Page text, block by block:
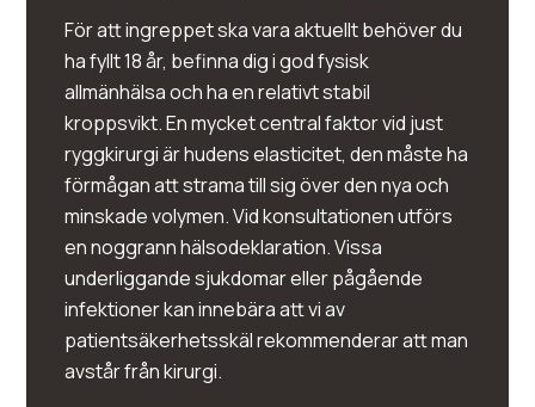
För att ingreppet ska vara aktuellt behöver du
ha fyllt 18 år, befinna dig i god fysisk
allmänhälsa och ha en relativt stabil
kroppsvikt. En mycket central faktor vid just
ryggkirurgi är hudens elasticitet, den måste ha
förmågan att strama till sig över den nya och
minskade volymen. Vid konsultationen utförs
en noggrann hälsodeklaration. Vissa
underliggande sjukdomar eller pågående
infektioner kan innebära att vi av
patientsäkerhetsskäl rekommenderar att man
avstår från kirurgi.